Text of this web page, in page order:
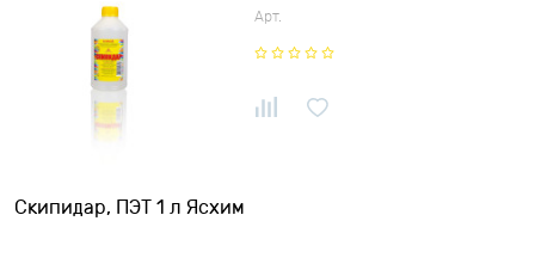
Скипидар, ПЭТ 1 л Ясхим
Арт.